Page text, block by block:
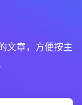
文章，方便按主